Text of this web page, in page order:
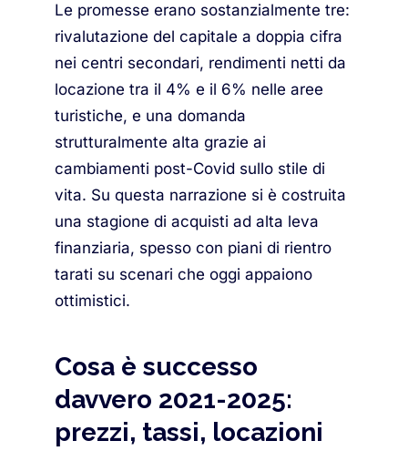
Le promesse erano sostanzialmente tre:
rivalutazione del capitale a doppia cifra
nei centri secondari, rendimenti netti da
locazione tra il 4% e il 6% nelle aree
turistiche, e una domanda
strutturalmente alta grazie ai
cambiamenti post-Covid sullo stile di
vita. Su questa narrazione si è costruita
una stagione di acquisti ad alta leva
finanziaria, spesso con piani di rientro
tarati su scenari che oggi appaiono
ottimistici.
Cosa è successo
davvero 2021-2025:
prezzi, tassi, locazioni